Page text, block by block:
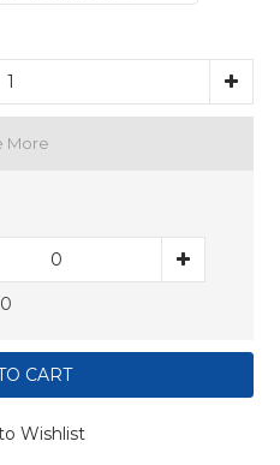
More
CART
Wishlist